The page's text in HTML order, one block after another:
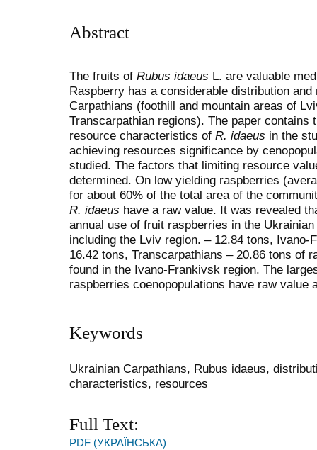
Abstract
The fruits of Rubus idaeus L. are valuable
Raspberry has a considerable distribution
Carpathians (foothill and mountain areas of
Transcarpathian regions). The paper
resource characteristics of R. idaeus in the
achieving resources significance by
studied. The factors that limiting resource
determined. On low yielding raspberries
for about 60% of the total area of the
R. idaeus have a raw value. It was revealed
annual use of fruit raspberries in the
including the Lviv region. – 12.84 tons, Ivano-
16.42 tons, Transcarpathians – 20.86 tons of
found in the Ivano-Frankivsk region. The
raspberries coenopopulations have raw value
Keywords
Ukrainian Carpathians, Rubus idaeus,
characteristics, resources
Full Text:
PDF (УКРАЇНСЬКА)